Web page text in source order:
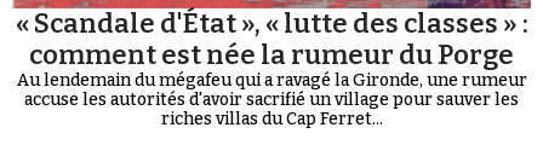
« Scandale d'État », « lutte des classes » :
comment est née la rumeur du Porge
Au lendemain du mégafeu qui a ravagé la Gironde, une rumeur
accuse les autorités d'avoir sacrifié un village pour sauver les
riches villas du Cap Ferret...